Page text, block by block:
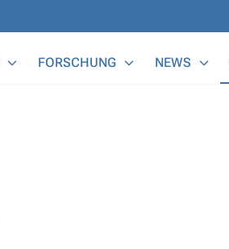
FORSCHUNG NEWS